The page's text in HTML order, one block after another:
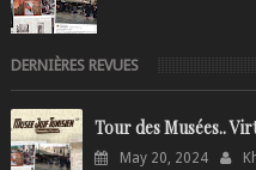
DERNIÈRES REVUES
Tour des Musées..
May 20, 2024